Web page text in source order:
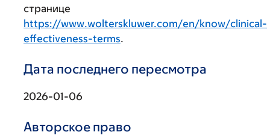
странице
https://www.wolterskluwer.com/en/know/clinical-
effectiveness-terms.
Дата последнего пересмотра
2026-01-06
Авторское право